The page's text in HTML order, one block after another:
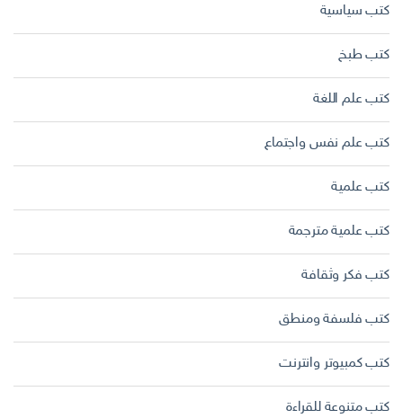
كتب سياسية
كتب طبخ
كتب علم اللغة
كتب علم نفس واجتماع
كتب علمية
كتب علمية مترجمة
كتب فكر وثقافة
كتب فلسفة ومنطق
كتب كمبيوتر وانترنت
كتب متنوعة للقراءة